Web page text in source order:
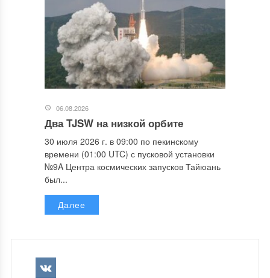
06.08.2026
Два TJSW на низкой орбите
30 июля 2026 г. в 09:00 по пекинскому
времени (01:00 UTC) с пусковой установки
№9A Центра космических запусков Тайюань
был...
Далее